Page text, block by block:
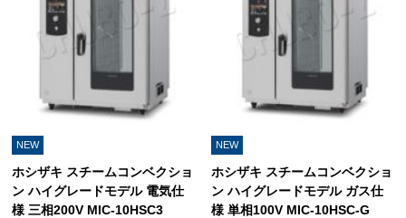
NEW
ホシザキ スチームコンベクショ
ン ハイグレードモデル 電気仕
様 三相200V MIC-10HSC3
NEW
ホシザキ スチームコンベクショ
ン ハイグレードモデル ガス仕
様 単相100V MIC-10HSC-G